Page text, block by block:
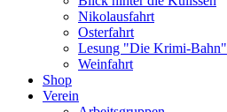
Nikolausfahrt
Osterfahrt
Lesung "Die Krimi-Bahn"
Weinfahrt
Shop
Verein